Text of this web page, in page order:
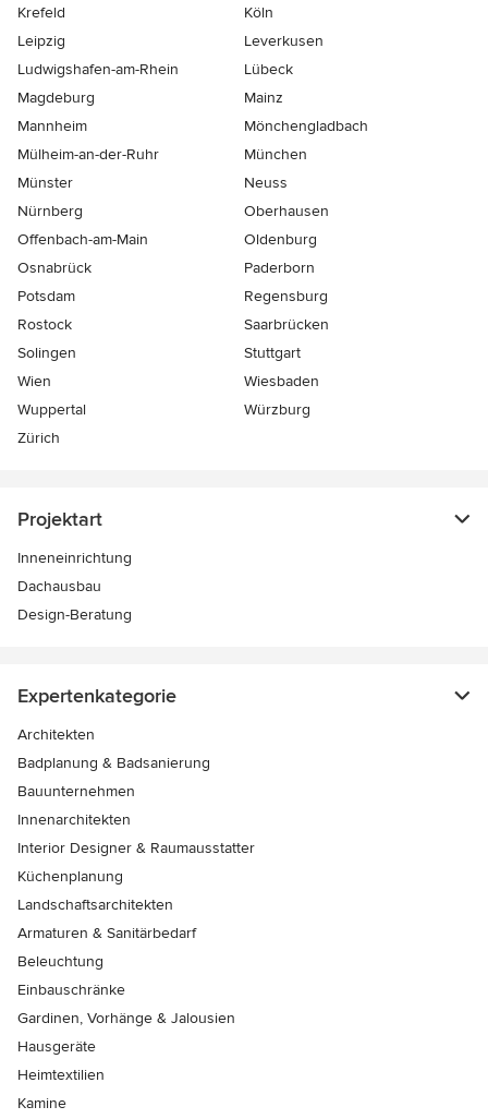
Krefeld
Köln
Leipzig
Leverkusen
Ludwigshafen-am-Rhein
Lübeck
Magdeburg
Mainz
Mannheim
Mönchen­gladbach
Mülheim-an-der-Ruhr
München
Münster
Neuss
Nürnberg
Oberhausen
Offenbach-am-Main
Oldenburg
Osnabrück
Paderborn
Potsdam
Regensburg
Rostock
Saarbrücken
Solingen
Stuttgart
Wien
Wiesbaden
Wuppertal
Würzburg
Zürich
Projektart
Inneneinrichtung
Dachausbau
Design-Beratung
Expertenkategorie
Architekten
Badplanung & Badsanierung
Bauunternehmen
Innenarchitekten
Interior Designer & Raumausstatter
Küchenplanung
Landschaftsarchitekten
Armaturen & Sanitärbedarf
Beleuchtung
Einbauschränke
Gardinen, Vorhänge & Jalousien
Hausgeräte
Heimtextilien
Kamine